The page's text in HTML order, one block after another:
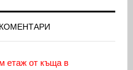
етаж от къща в